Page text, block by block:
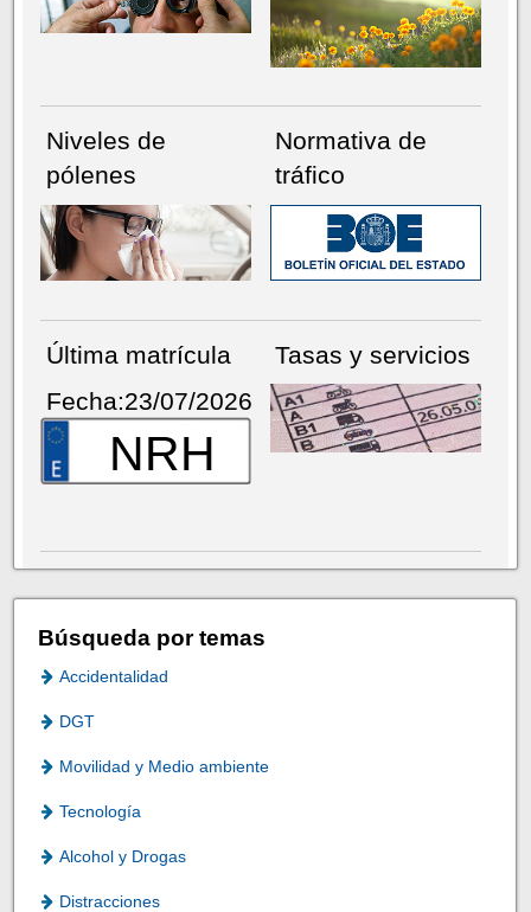
Niveles de
pólenes
Normativa de
tráfico
Última matrícula
Fecha:23/07/2026
NRH
Tasas y servicios
Búsqueda por temas
Accidentalidad
DGT
Movilidad y Medio ambiente
Tecnología
Alcohol y Drogas
Distracciones